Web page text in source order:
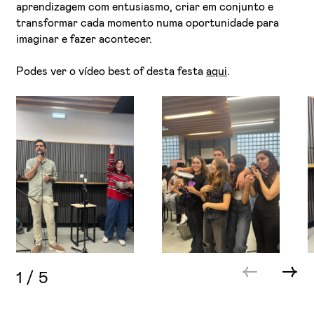
aprendizagem com entusiasmo, criar em conjunto e
transformar cada momento numa oportunidade para
imaginar e fazer acontecer.
Podes ver o vídeo best of desta festaaqui.
1 / 5